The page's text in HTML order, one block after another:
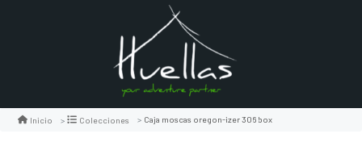
Inicio Colecciones Caja moscas oregon-izer 306 box